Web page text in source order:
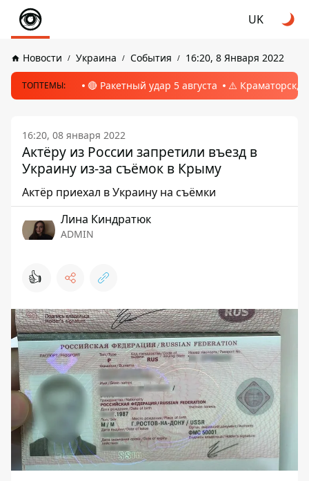
UK
Новости Украина События 16:20, 8 Января 2022
ТОПТЕМЫ: 🔴 Ракетный удар 5 августа ⚠️ Краматорск,
16:20, 08 января 2022
Актёру из России запретили въезд в
Украину из-за съёмок в Крыму
Актёр приехал в Украину на съёмки
Лина Киндратюк
ADMIN
👍